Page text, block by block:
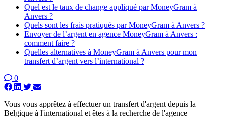
Quel est le taux de change appliqué par MoneyGram à
Anvers ?
Quels sont les frais pratiqués par MoneyGram à Anvers ?
Envoyer de l’argent en agence MoneyGram à Anvers :
comment faire ?
Quelles alternatives à MoneyGram à Anvers pour mon
transfert d’argent vers l’international ?
0
Vous vous apprêtez à effectuer un transfert d'argent depuis la
Belgique à l'international et êtes à la recherche de l'agence